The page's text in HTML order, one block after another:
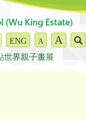
ENG A A
世界親子畫展